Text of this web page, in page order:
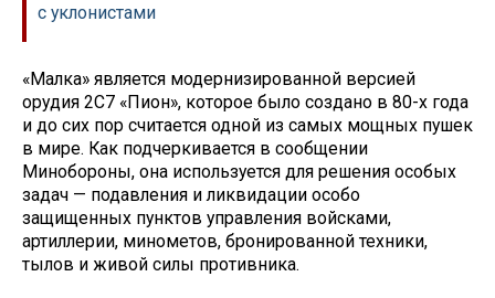
с уклонистами
«Малка» является модернизированной версией
орудия 2С7 «Пион», которое было создано в 80-х года
и до сих пор считается одной из самых мощных пушек
в мире. Как подчеркивается в сообщении
Минобороны, она используется для решения особых
задач — подавления и ликвидации особо
защищенных пунктов управления войсками,
артиллерии, минометов, бронированной техники,
тылов и живой силы противника.